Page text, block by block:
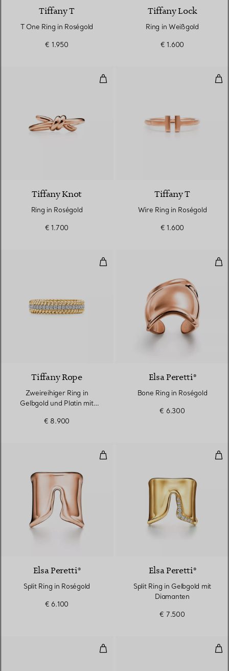
Tiffany T
T One Ring in Roségold
€ 1.950
Tiffany Lock
Ring in Weißgold
€ 1.600
Ring in Roségold
Tiffany Knot
Ring in Roségold
€ 1.700
Tiffany T
Wire Ring in Roségold
€ 1.600
Zweireihiger Ring in Gelbgold
Tiffany Rope
Zweireihiger Ring in
Gelbgold und Platin mit
€ 8.900
Elsa Peretti®
Bone Ring in Roségold
€ 6.300
Split Ring in Roségold
Elsa Peretti®
Split Ring in Roségold
€ 6.100
Elsa Peretti®
Split Ring in Gelbgold mit
Diamanten
€ 7.500
Schmaler Ring mit Flügeln in T